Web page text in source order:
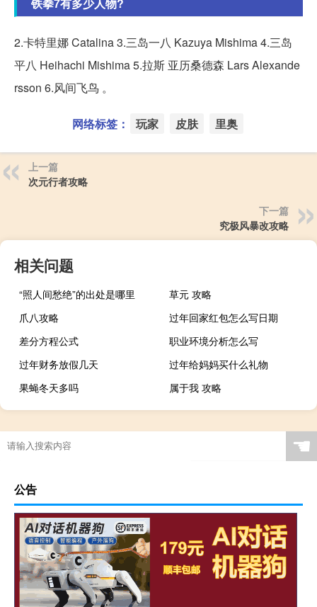
2.卡特里娜 Catalina 3.三岛一八 Kazuya Mishima 4.三岛
平八 Heihachi Mishima 5.拉斯 亚历桑德森 Lars Alexande
rsson 6.风间飞鸟 。
网络标签： 玩家 皮肤 里奥
上一篇
次元行者攻略
下一篇
究极风暴改攻略
相关问题
“照人间愁绝”的出处是哪里
草元 攻略
爪八攻略
过年回家红包怎么写日期
差分方程公式
职业环境分析怎么写
过年财务放假几天
过年给妈妈买什么礼物
果蝇冬天多吗
属于我 攻略
☚
公告